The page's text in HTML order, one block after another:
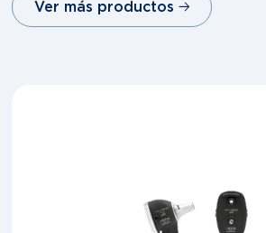
Ver más productos